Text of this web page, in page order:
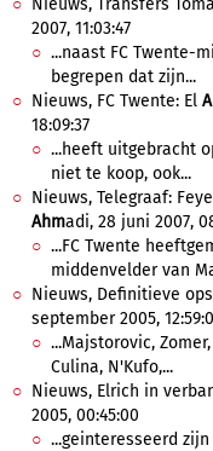
Nieuws, Transfers
2007, 11:03:47
...naast FC Twente-
begrepen dat zijn...
Nieuws, FC Twente: El
18:09:37
...heeft uitgebracht
niet te koop, ook...
Nieuws, Telegraaf:
Ahmadi, 28 juni 2007,
...FC Twente
middenvelder van
Nieuws, Definitieve
september 2005,
...Majstorovic,
Culina, N'Kufo,...
Nieuws, Elrich in
2005, 00:45:00
...geinteresseerd